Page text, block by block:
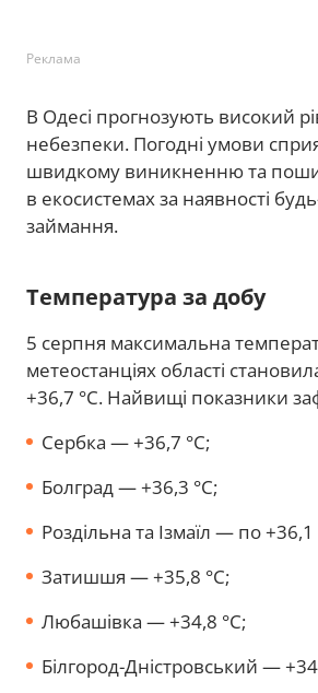
Реклама
В Одесі прогнозують високий
небезпеки. Погодні умови
швидкому виникненню та
в екосистемах за наявності
займання.
Температура за добу
5 серпня максимальна
метеостанціях області
+36,7 °С. Найвищі показники
Сербка — +36,7 °С;
Болград — +36,3 °С;
Роздільна та Ізмаїл — по +36,1
Затишшя — +35,8 °С;
Любашівка — +34,8 °С;
Білгород-Дністровський —